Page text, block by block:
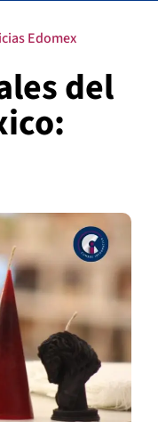
Edomex
del